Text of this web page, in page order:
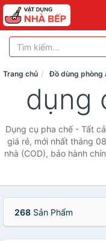
Trang chủ Đồ dùng phòng
dụng
Dụng cụ pha chế - Tất
giá rẻ, mới nhất tháng
nhà (COD), bảo hành
268 Sản Phẩm